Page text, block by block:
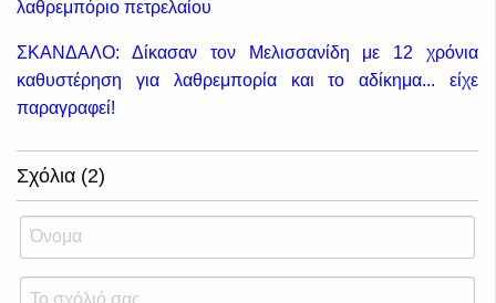
λαθρεμπόριο πετρελαίου
ΣΚΑΝΔΑΛΟ: Δίκασαν τον Μελισσανίδη με 12 χρόνια
καθυστέρηση για λαθρεμπορία και το αδίκημα... είχε
παραγραφεί!
Σχόλια (2)